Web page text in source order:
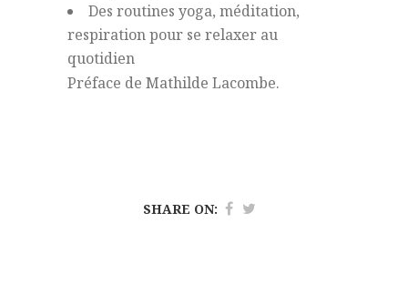
Des routines yoga, méditation,
respiration pour se relaxer au
quotidien
Préface de Mathilde Lacombe.
SHARE ON: